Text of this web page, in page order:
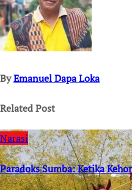
ByEmanuel Dapa Loka
Related Post
Narasi
Paradoks Sumba: Ketika